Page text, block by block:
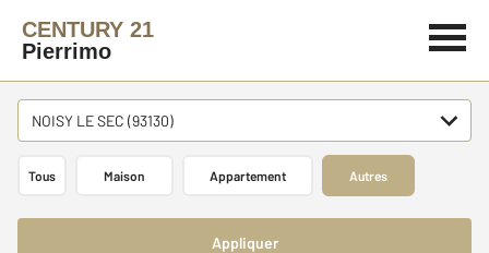
CENTURY 21
Pierrimo
NOISY LE SEC (93130)
Tous Maison Appartement Autres
Appliquer